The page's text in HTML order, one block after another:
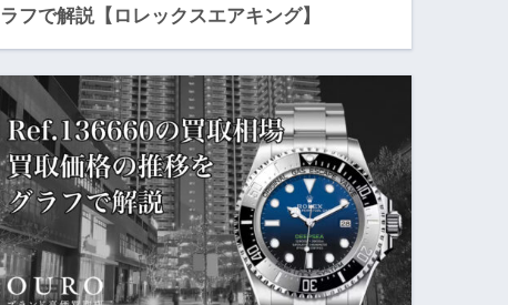
ラフで解説【ロレックスエアキング】